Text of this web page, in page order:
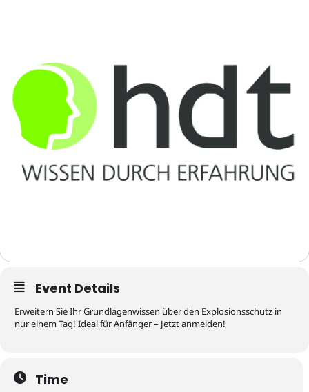
Event Details
Erweitern Sie Ihr Grundlagenwissen über den Explosionsschutz in
nur einem Tag! Ideal für Anfänger – Jetzt anmelden!
Time